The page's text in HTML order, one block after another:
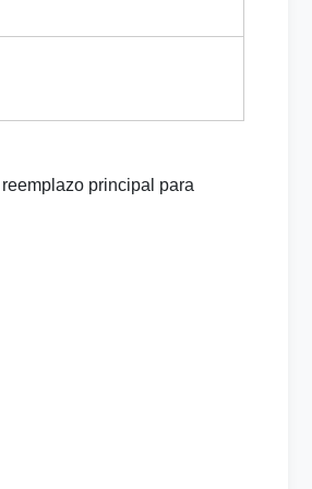
principal para